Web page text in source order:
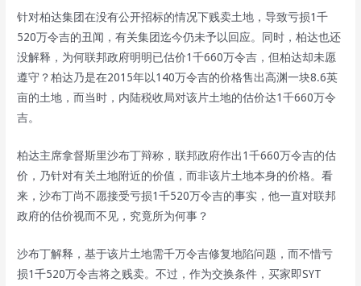
针对柏达集团在没有公开招标的情况下贱卖土地，导致亏损1千
520万令吉的丑闻，有关集团迄今仍未予以回应。同时，柏达也还
没解释，为何联邦政府明明已估价1千660万令吉，但柏达却未愿
遵守？柏达乃是在2015年以140万令吉的价格售出高渊一块8.6英
亩的土地，而当时，内陆税收局对该片土地的估价达1千660万令
吉。
柏达主席拿督斯里沙布丁辩称，联邦政府作出1千660万令吉的估
价，乃针对有关土地附近的价值，而非该片土地本身的价格。看
来，沙布丁尚不愿接受亏损1千520万令吉的事实，他一直对联邦
政府的估价视而不见，究竟所为何事？
沙布丁解释，基于该片土地需千万令吉修复地陷问题，而不惜亏
损1千520万令吉将之贱卖。不过，作为交换条件，买家即SYT